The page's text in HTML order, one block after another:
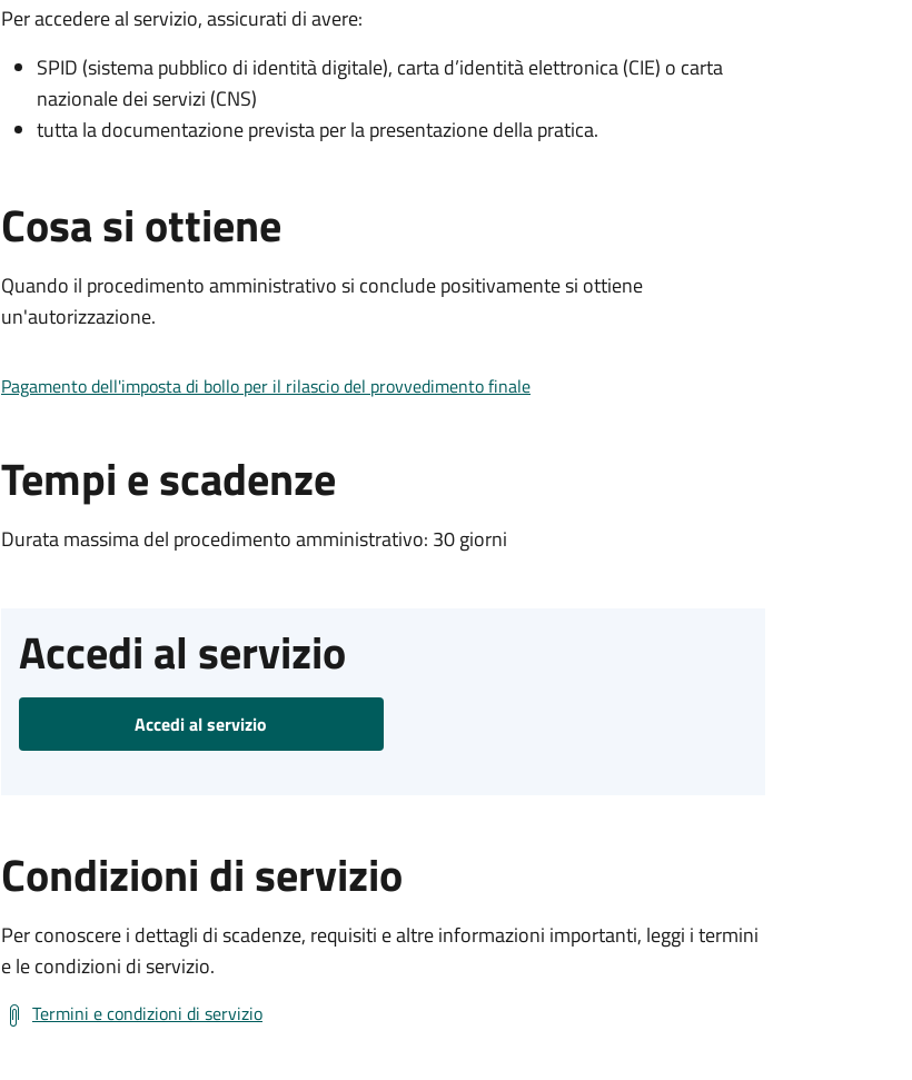
Per accedere al servizio, assicurati di avere:
SPID (sistema pubblico di identità digitale), carta d’identità elettronica (CIE) o carta
nazionale dei servizi (CNS)
tutta la documentazione prevista per la presentazione della pratica.
Cosa si ottiene
Quando il procedimento amministrativo si conclude positivamente si ottiene
un'autorizzazione.
Pagamento dell'imposta di bollo per il rilascio del provvedimento finale
Tempi e scadenze
Durata massima del procedimento amministrativo: 30 giorni
Accedi al servizio
Accedi al servizio
Condizioni di servizio
Per conoscere i dettagli di scadenze, requisiti e altre informazioni importanti, leggi i termini
e le condizioni di servizio.
Termini e condizioni di servizio